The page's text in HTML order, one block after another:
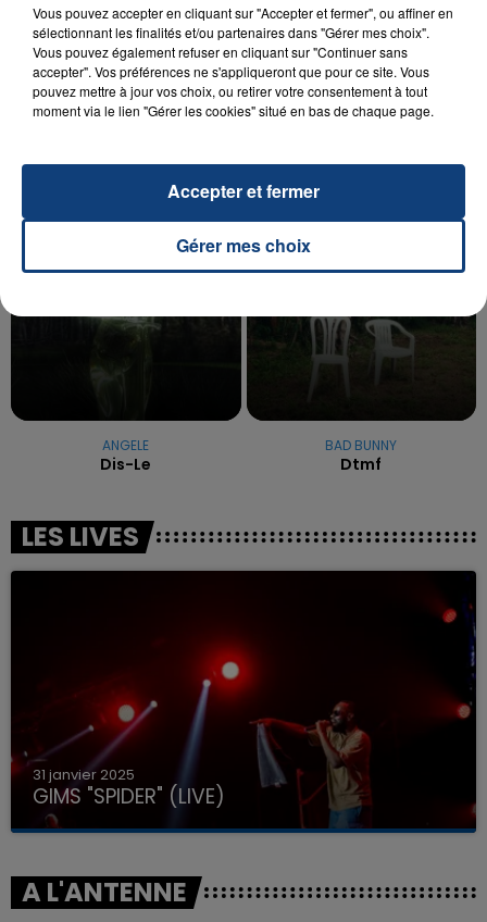
20 juillet 2026
UNE ADOLESCENTE DEVANT SE FAIRE
OPÉRER DE LA CHEVILLE RESSORT DE LA...
La famille a porté plainte contre la clinique qui a
reconnu sa responsabilité et présenté ses
TITRES DIFFUSÉS
5h25
5h25
ANGELE
Dis-Le
5h23
5h23
BAD BUNNY
Dtmf
LES LIVES
31 janvier 2025
GIMS "SPIDER" (LIVE)
A L'ANTENNE
Vous pouvez accepter en cliquant sur "Accepter et fermer", ou affiner en
sélectionnant les finalités et/ou partenaires dans "Gérer mes choix".
Vous pouvez également refuser en cliquant sur "Continuer sans
accepter". Vos préférences ne s'appliqueront que pour ce site. Vous
pouvez mettre à jour vos choix, ou retirer votre consentement à tout
moment via le lien "Gérer les cookies" situé en bas de chaque page.
Gérer mes choix
Accepter et fermer